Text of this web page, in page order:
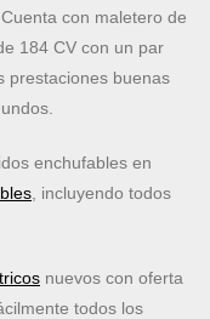
con maletero de
184 CV con un par
prestaciones buenas
enchufables en
, incluyendo todos
nuevos con oferta
todos los